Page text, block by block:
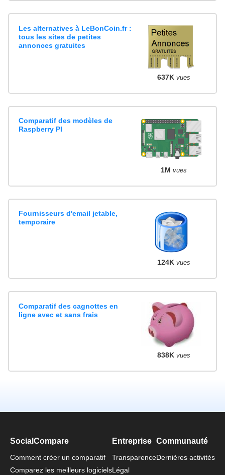
Les alternatives à LeBonCoin.fr :
tous les sites de petites
annonces gratuites
637K vues
Comparatif des modèles de
Raspberry PI
1M vues
Fournisseurs d'email jetable,
temporaire
124K vues
Comparatif des cagnottes en
ligne avec et sans frais
838K vues
SocialCompare
Comment créer un comparatif
Comparez les meilleurs logiciels
Entreprise
Transparence
Légal
Communauté
Dernières activités